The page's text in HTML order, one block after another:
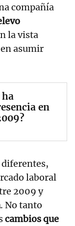
compañía
la vista
asumir
ha
en
diferentes,
laboral
2009 y
. No tanto
cambios que